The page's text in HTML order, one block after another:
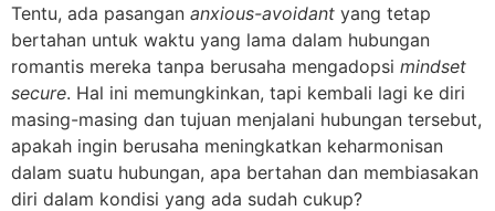
Tentu, ada pasangan anxious-avoidant yang tetap
bertahan untuk waktu yang lama dalam hubungan
romantis mereka tanpa berusaha mengadopsi mindset
secure. Hal ini memungkinkan, tapi kembali lagi ke diri
masing-masing dan tujuan menjalani hubungan tersebut,
apakah ingin berusaha meningkatkan keharmonisan
dalam suatu hubungan, apa bertahan dan membiasakan
diri dalam kondisi yang ada sudah cukup?